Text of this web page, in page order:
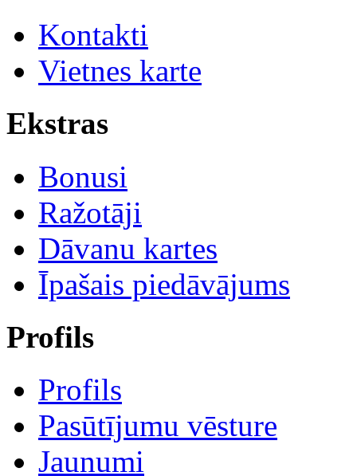
Kontakti
Vietnes karte
Ekstras
Bonusi
Ražotāji
Dāvanu kartes
Īpašais piedāvājums
Profils
Profils
Pasūtījumu vēsture
Jaunumi